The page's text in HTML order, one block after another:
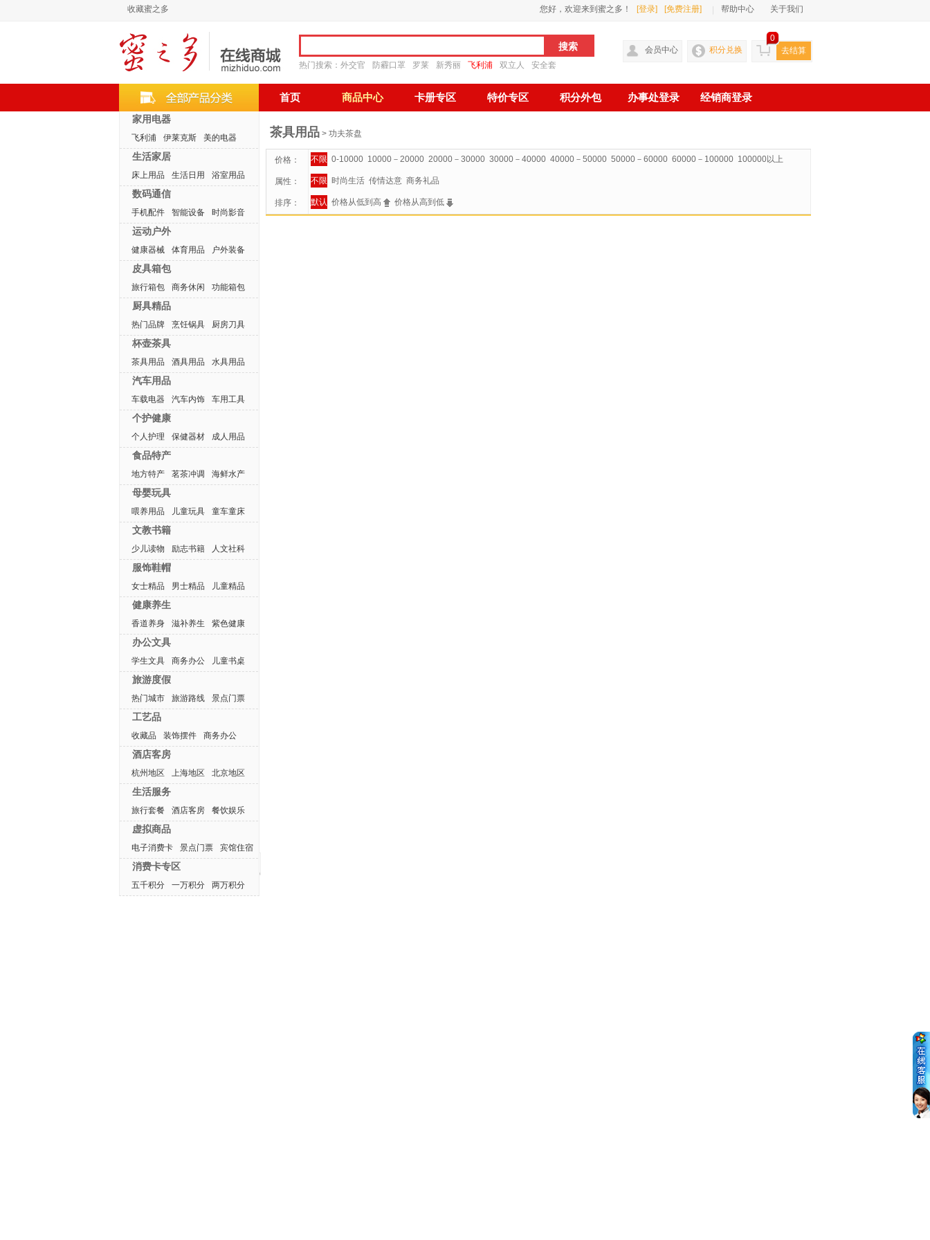
收藏蜜之多 您好，欢迎来到蜜之多！ [登录] [免费注册] 帮助中心 关于我们
热门搜索： 外交官 防霾口罩 罗莱 新秀丽 飞利浦 双立人 安全套
0
去结算
积分兑换
会员中心
家用电器
飞利浦 伊莱克斯 美的电器
生活家居
床上用品 生活日用 浴室用品
数码通信
手机配件 智能设备 时尚影音
运动户外
健康器械 体育用品 户外装备
皮具箱包
旅行箱包 商务休闲 功能箱包
厨具精品
热门品牌 烹饪锅具 厨房刀具
杯壶茶具
茶具用品 酒具用品 水具用品
汽车用品
车载电器 汽车内饰 车用工具
个护健康
个人护理 保健器材 成人用品
食品特产
地方特产 茗茶冲调 海鲜水产
母婴玩具
喂养用品 儿童玩具 童车童床
文教书籍
少儿读物 励志书籍 人文社科
服饰鞋帽
女士精品 男士精品 儿童精品
健康养生
香道养身 滋补养生 紫色健康
办公文具
学生文具 商务办公 儿童书桌
旅游度假
热门城市 旅游路线 景点门票
工艺品
收藏品 装饰摆件 商务办公
酒店客房
杭州地区 上海地区 北京地区
生活服务
旅行套餐 酒店客房 餐饮娱乐
虚拟商品
电子消费卡 景点门票 宾馆住宿
消费卡专区
五千积分 一万积分 两万积分
热门排行
最近浏览产品
首页 商品中心 卡册专区 特价专区 积分外包 办事处登录 经销商登录
茶具用品 > 功夫茶盘
价格： 不限 0-10000 10000－20000 20000－30000 30000－40000 40000－50000 50000－60000 60000－100000 100000以上
属性： 不限 时尚生活 传情达意 商务礼品
排序： 默认 价格从低到高 价格从高到低